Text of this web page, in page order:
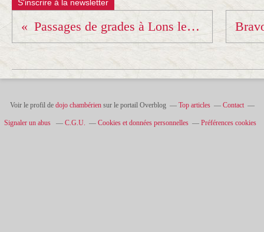
S'inscrire à la newsletter
Passages de grades à Lons le Saulnier.
Voir le profil de dojo chambériensur le portail Overblog Top articles Contact
Signaler un abus C.G.U. Cookies et données personnelles Préférences cookies